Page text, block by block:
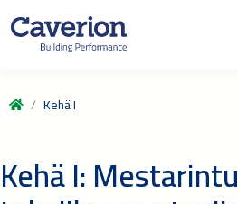
Kehä I
Kehä I: